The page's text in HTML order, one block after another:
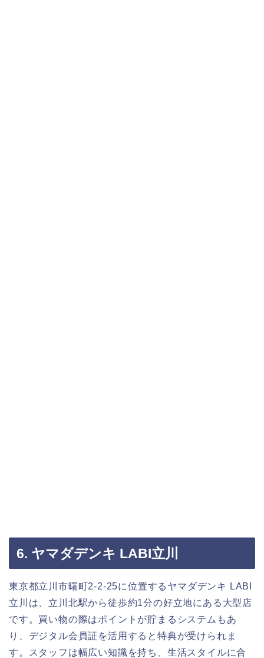
6. ヤマダデンキ LABI立川
東京都立川市曙町2-2-25に位置するヤマダデンキ LABI
立川は、立川北駅から徒歩約1分の好立地にある大型店
です。買い物の際はポイントが貯まるシステムもあ
り、デジタル会員証を活用すると特典が受けられま
す。スタッフは幅広い知識を持ち、生活スタイルに合